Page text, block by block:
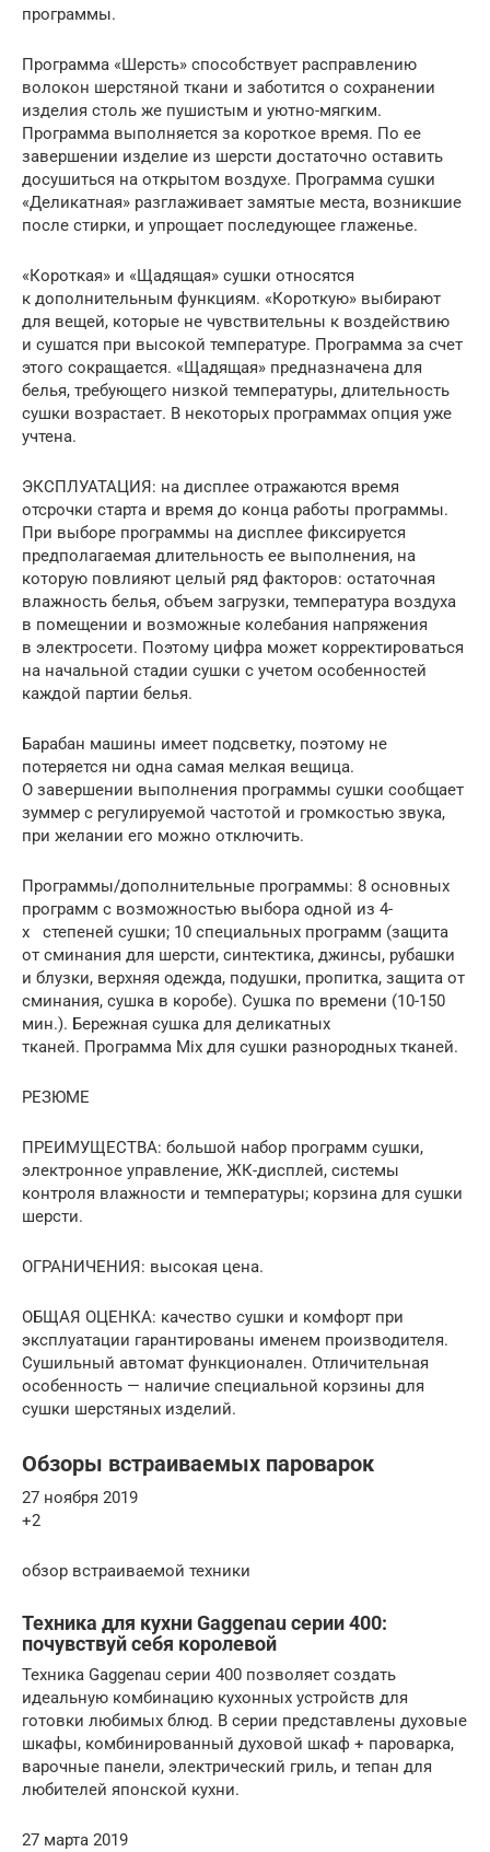
программы.
Программа «Шерсть» способствует расправлению
волокон шерстяной ткани и заботится о сохранении
изделия столь же пушистым и уютно-мягким.
Программа выполняется за короткое время. По ее
завершении изделие из шерсти достаточно оставить
досушиться на открытом воздухе. Программа сушки
«Деликатная» разглаживает замятые места, возникшие
после стирки, и упрощает последующее глаженье.
«Короткая» и «Щадящая» сушки относятся
к дополнительным функциям. «Короткую» выбирают
для вещей, которые не чувствительны к воздействию
и сушатся при высокой температуре. Программа за счет
этого сокращается. «Щадящая» предназначена для
белья, требующего низкой температуры, длительность
сушки возрастает. В некоторых программах опция уже
учтена.
ЭКСПЛУАТАЦИЯ: на дисплее отражаются время
отсрочки старта и время до конца работы программы.
При выборе программы на дисплее фиксируется
предполагаемая длительность ее выполнения, на
которую повлияют целый ряд факторов: остаточная
влажность белья, объем загрузки, температура воздуха
в помещении и возможные колебания напряжения
в электросети. Поэтому цифра может корректироваться
на начальной стадии сушки с учетом особенностей
каждой партии белья.
Барабан машины имеет подсветку, поэтому не
потеряется ни одна самая мелкая вещица.
О завершении выполнения программы сушки сообщает
зуммер с регулируемой частотой и громкостью звука,
при желании его можно отключить.
Программы/дополнительные программы: 8 основных
программ с возможностью выбора одной из 4-
х степеней сушки; 10 специальных программ (защита
от сминания для шерсти, синтектика, джинсы, рубашки
и блузки, верхняя одежда, подушки, пропитка, защита от
сминания, сушка в коробе). Сушка по времени (10-150
мин.). Бережная сушка для деликатных
тканей. Программа Mix для сушки разнородных тканей.
РЕЗЮМЕ
ПРЕИМУЩЕСТВА: большой набор программ сушки,
электронное управление, ЖК-дисплей, системы
контроля влажности и температуры; корзина для сушки
шерсти.
ОГРАНИЧЕНИЯ: высокая цена.
ОБЩАЯ ОЦЕНКА: качество сушки и комфорт при
эксплуатации гарантированы именем производителя.
Сушильный автомат функционален. Отличительная
особенность — наличие специальной корзины для
сушки шерстяных изделий.
Обзоры встраиваемых пароварок
27 ноября 2019
+2
обзор встраиваемой техники
Техника для кухни Gaggenau серии 400:
почувствуй себя королевой
Техника Gaggenau серии 400 позволяет создать
идеальную комбинацию кухонных устройств для
готовки любимых блюд. В серии представлены духовые
шкафы, комбинированный духовой шкаф + пароварка,
варочные панели, электрический гриль, и тепан для
любителей японской кухни.
27 марта 2019